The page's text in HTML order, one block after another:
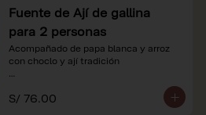
Fuente de Ají de gallina
para 2 personas
Acompañado de papa blanca y arroz
con choclo y ají tradición
*Nuestros precios están expresados en
soles e incluyen impuestos de ley y
S/ 76.00